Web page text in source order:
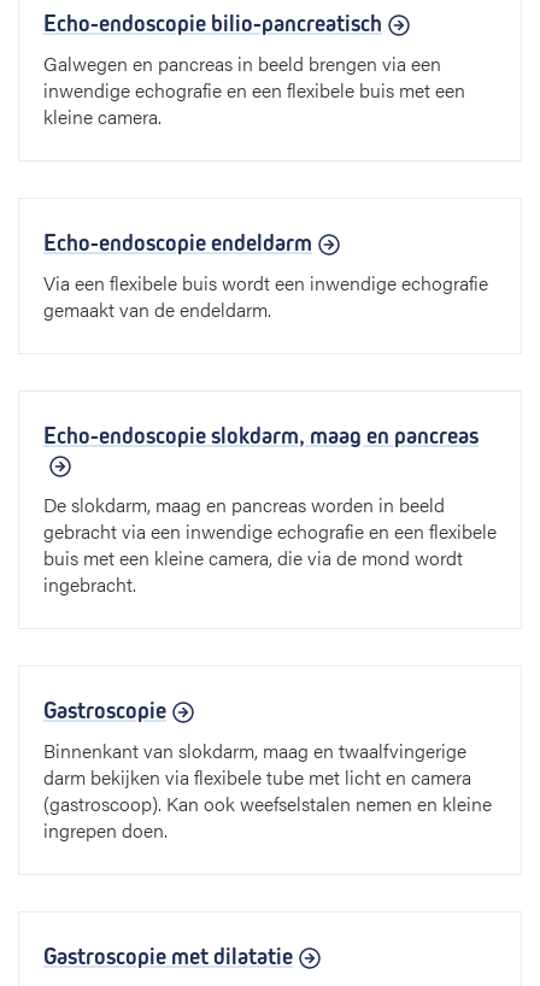
Echo-endoscopie bilio-pancreatisch
Galwegen en pancreas in beeld brengen via een
inwendige echografie en een flexibele buis met een
kleine camera.
Echo-endoscopie endeldarm
Via een flexibele buis wordt een inwendige echografie
gemaakt van de endeldarm.
Echo-endoscopie slokdarm, maag en pancreas
De slokdarm, maag en pancreas worden in beeld
gebracht via een inwendige echografie en een flexibele
buis met een kleine camera, die via de mond wordt
ingebracht.
Gastroscopie
Binnenkant van slokdarm, maag en twaalfvingerige
darm bekijken via flexibele tube met licht en camera
(gastroscoop). Kan ook weefselstalen nemen en kleine
ingrepen doen.
Gastroscopie met dilatatie